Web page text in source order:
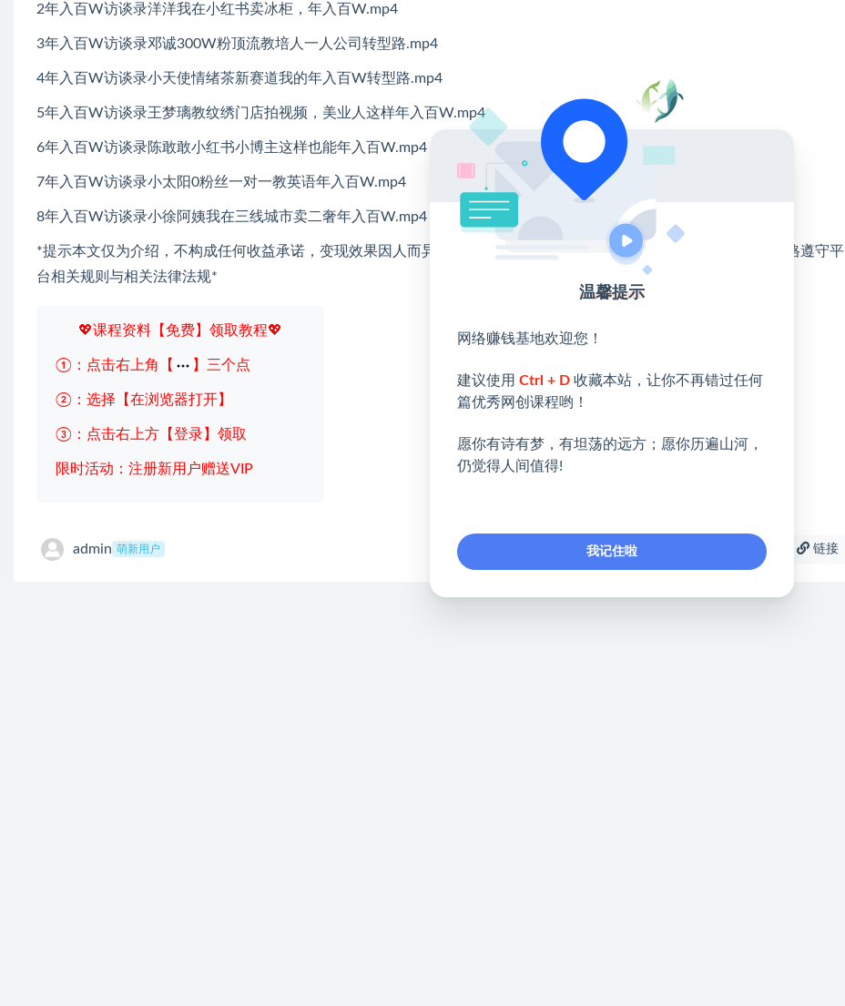
2年入百W访谈录洋洋我在小红书卖冰柜，年入百W.mp4
3年入百W访谈录邓诚300W粉顶流教培人一人公司转型路.mp4
4年入百W访谈录小天使情绪茶新赛道我的年入百W转型路.mp4
5年入百W访谈录王梦璃教纹绣门店拍视频，美业人这样年入百W.mp4
6年入百W访谈录陈敢敢小红书小博主这样也能年入百W.mp4
7年入百W访谈录小太阳0粉丝一对一教英语年入百W.mp4
8年入百W访谈录小徐阿姨我在三线城市卖二奢年入百W.mp4
*提示本文仅为介绍，不构成任何收益承诺，变现效果因人而异，需结合自身努力与实操，合理运用所学内容，同时严格遵守平
台相关规则与相关法律法规*
💖课程资料【免费】领取教程💖
①：点击右上角【 】三个点
②：选择【在浏览器打开】
③：点击右上方【登录】领取
限时活动：注册新用户赠送VIP
admin 萌新用户 海报 链接
温馨提示
网络赚钱基地欢迎您！
建议使用 Ctrl + D 收藏本站，让你不再错过任何
篇优秀网创课程哟！
愿你有诗有梦，有坦荡的远方；愿你历遍山河，
仍觉得人间值得!
我记住啦